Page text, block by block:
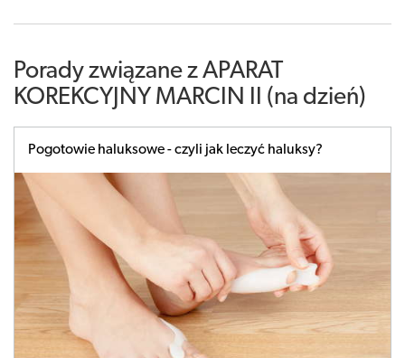
Porady związane z APARAT
KOREKCYJNY MARCIN II (na dzień)
Pogotowie haluksowe - czyli jak leczyć haluksy?